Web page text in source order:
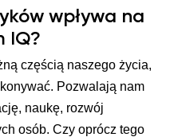
wpływa na
IQ?
częścią naszego życia,
Pozwalają nam
naukę, rozwój
osób. Czy oprócz tego